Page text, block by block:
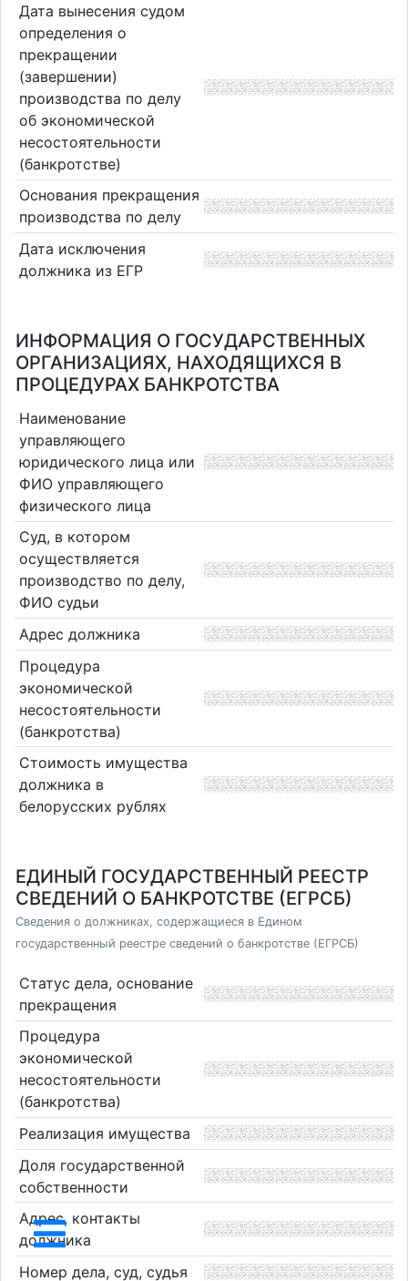
Дата вынесения судом
определения о
прекращении
(завершении)
производства по делу
об экономической
несостоятельности
(банкротстве)
Основания прекращения
производства по делу
Дата исключения
должника из ЕГР
ИНФОРМАЦИЯ О ГОСУДАРСТВЕННЫХ
ОРГАНИЗАЦИЯХ, НАХОДЯЩИХСЯ В
ПРОЦЕДУРАХ БАНКРОТСТВА
Наименование
управляющего
юридического лица или
ФИО управляющего
физического лица
Суд, в котором
осуществляется
производство по делу,
ФИО судьи
Адрес должника
Процедура
экономической
несостоятельности
(банкротства)
Стоимость имущества
должника в
белорусских рублях
ЕДИНЫЙ ГОСУДАРСТВЕННЫЙ РЕЕСТР
СВЕДЕНИЙ О БАНКРОТСТВЕ (ЕГРСБ)
Сведения о должниках, содержащиеся в Едином
государственный реестре сведений о банкротстве (ЕГРСБ)
Статус дела, основание
прекращения
Процедура
экономической
несостоятельности
(банкротства)
Реализация имущества
Доля государственной
собственности
Адрес, контакты
должника
Номер дела, суд, судья